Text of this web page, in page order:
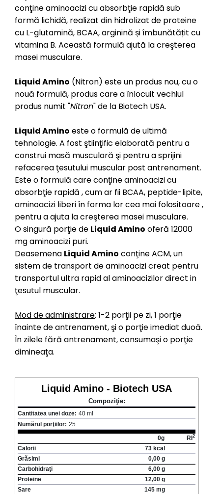
conţine aminoacizi cu absorbţie rapidă sub
formă lichidă, realizat din hidrolizat de proteine
cu L-glutamină, BCAA, arginină și îmbunătățit cu
vitamina B. Această formulă ajută la creşterea
masei musculare.
Liquid Amino (Nitron) este un produs nou, cu o
nouă formulă, produs care a înlocuit vechiul
produs numit "Nitron" de la Biotech USA.
Liquid Amino este o formulă de ultimă
tehnologie. A fost ştiinţific elaborată pentru a
construi masă musculară şi pentru a sprijini
refacerea ţesutului muscular post antrenament.
Este o formulă care conţine aminoacizi cu
absorbţie rapidă , cum ar fii BCAA, peptide-lipite,
aminoacizi liberi în forma lor cea mai folositoare ,
pentru a ajuta la creşterea masei musculare.
O singură porţie de Liquid Amino oferă 12000
mg aminoacizi puri.
Deasemena Liquid Amino conţine ACM, un
sistem de transport de aminoacizi creat pentru
transportul ultra rapid al aminoacizilor direct in
ţesutul muscular.
Mod de administrare: 1-2 porţii pe zi, 1 porţie
înainte de antrenament, şi o porţie imediat duoă.
În zilele fără antrenament, consumaşi o porţie
dimineaţa.
Liquid Amino - Biotech USA
Compoziţie:
Cantitatea unei doze: 40 ml
Numărul porţiilor: 25
0g RI 2
Calorii
73 kcal
Grăsimi
0,00 g
Carbohidraţi
6,00 g
Proteine
12,00 g
Sare
145 mg